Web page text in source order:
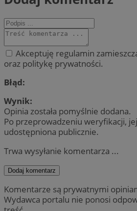
Akceptuję regulamin
oraz politykę prywatności.
Błąd:
Wynik:
Opinia została pomyślnie dodana.
Po przeprowadzeniu weryfikacji,
udostępniona publicznie.
Trwa wysyłanie komentarza ...
Dodaj komentarz
Komentarze są prywatnymi
Wydawca portalu nie ponosi